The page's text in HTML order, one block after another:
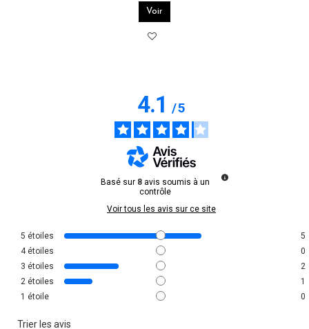
Voir
4.1/5
Basé sur 8 avis soumis à un
contrôle
Voir tous les avis sur ce site
5 étoiles
5
4 étoiles
0
3 étoiles
2
2 étoiles
1
1 étoile 0
Trier les avis